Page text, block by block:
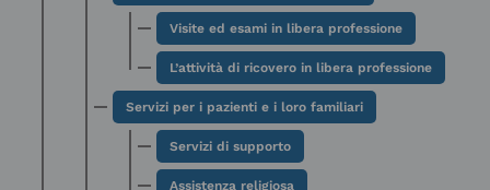
Visite ed esami in libera professione
L’attività di ricovero in libera professione
Servizi per i pazienti e i loro familiari
Servizi di supporto
Assistenza religiosa